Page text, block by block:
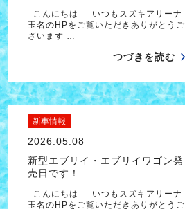
こんにちは いつもスズキアリーナ
玉名のHPをご覧いただきありがとうご
ざいます …
つづきを読む
新車情報
2026.05.08
新型エブリイ・エブリイワゴン発
売日です！
こんにちは いつもスズキアリーナ
玉名のHPをご覧いただきありがとうご